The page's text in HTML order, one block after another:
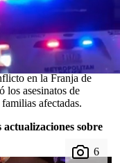
del miércoles. Al ser
libre!”.
, las autoridades ven el
del
antisemitismo
en la Franja de
los asesinatos de
afectadas.
sobre